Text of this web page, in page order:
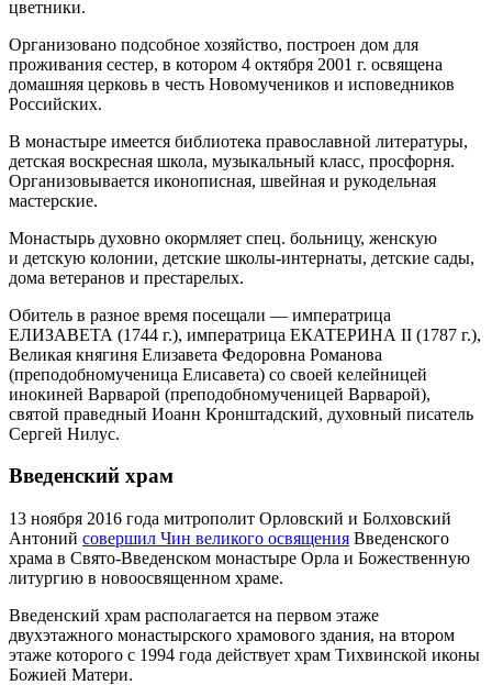
цветники.
Организовано подсобное хозяйство, построен дом для
проживания сестер, в котором 4 октября 2001 г. освящена
домашняя церковь в честь Новомучеников и исповедников
Российских.
В монастыре имеется библиотека православной литературы,
детская воскресная школа, музыкальный класс, просфорня.
Организовывается иконописная, швейная и рукодельная
мастерские.
Монастырь духовно окормляет спец. больницу, женскую
и детскую колонии, детские школы-интернаты, детские сады,
дома ветеранов и престарелых.
Обитель в разное время посещали — императрица
ЕЛИЗАВЕТА (1744 г.), императрица ЕКАТЕРИНА II (1787 г.),
Великая княгиня Елизавета Федоровна Романова
(преподобномученица Елисавета) со своей келейницей
инокиней Варварой (преподобномученицей Варварой),
святой праведный Иоанн Кронштадский, духовный писатель
Сергей Нилус.
Введенский храм
13 ноября 2016 года митрополит Орловский и Болховский
Антоний совершил Чин великого освящения Введенского
храма в Свято-Введенском монастыре Орла и Божественную
литургию в новоосвященном храме.
Введенский храм располагается на первом этаже
двухэтажного монастырского храмового здания, на втором
этаже которого с 1994 года действует храм Тихвинской иконы
Божией Матери.